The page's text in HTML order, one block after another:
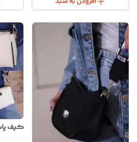
کیف